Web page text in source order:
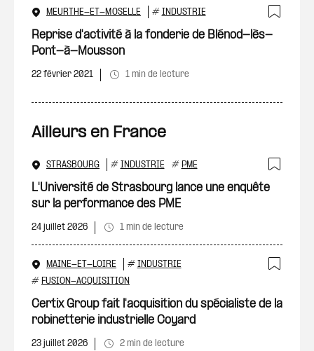
MEURTHE-ET-MOSELLE # INDUSTRIE
Reprise d'activité à la fonderie de Blénod-lès-
Pont-à-Mousson
22 février 2021 1 min de lecture
Ailleurs en France
STRASBOURG # INDUSTRIE # PME
L'Université de Strasbourg lance une enquête
sur la performance des PME
24 juillet 2026 1 min de lecture
MAINE-ET-LOIRE # INDUSTRIE
# FUSION-ACQUISITION
Certix Group fait l'acquisition du spécialiste de la
robinetterie industrielle Coyard
23 juillet 2026 2 min de lecture